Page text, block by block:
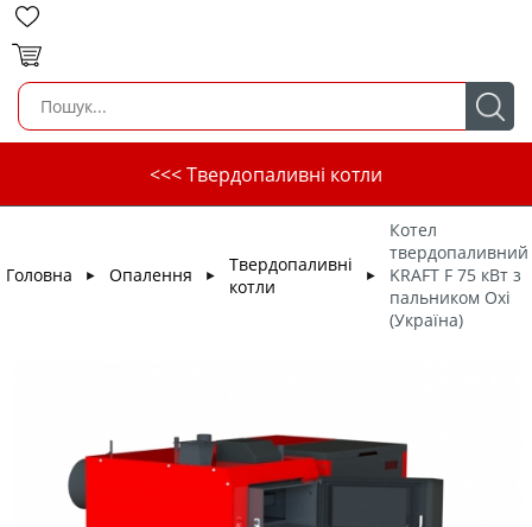
<<< Твердопаливні котли
Головна ► Опалення ►
Твердопаливні
котли
►
Котел
твердопаливний
KRAFT F 75 кВт з
пальником Oxi
(Україна)